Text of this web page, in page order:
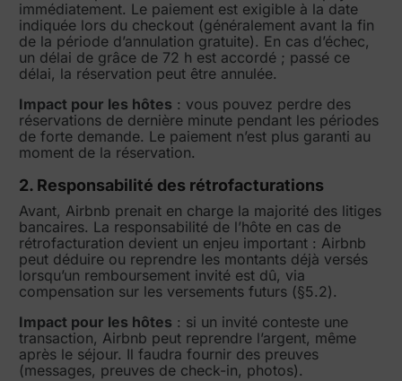
immédiatement. Le paiement est exigible à la date
indiquée lors du checkout (généralement avant la fin
de la période d’annulation gratuite). En cas d’échec,
un délai de grâce de 72 h est accordé ; passé ce
délai, la réservation peut être annulée.
Impact pour les hôtes : vous pouvez perdre des
réservations de dernière minute pendant les périodes
de forte demande. Le paiement n’est plus garanti au
moment de la réservation.
2. Responsabilité des rétrofacturations
Avant, Airbnb prenait en charge la majorité des litiges
bancaires. La responsabilité de l’hôte en cas de
rétrofacturation devient un enjeu important : Airbnb
peut déduire ou reprendre les montants déjà versés
lorsqu’un remboursement invité est dû, via
compensation sur les versements futurs (§5.2).
Impact pour les hôtes : si un invité conteste une
transaction, Airbnb peut reprendre l’argent, même
après le séjour. Il faudra fournir des preuves
(messages, preuves de check-in, photos).